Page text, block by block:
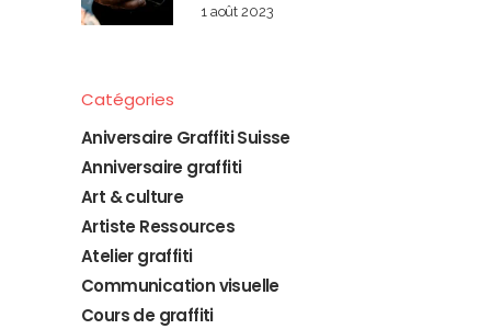
1 août 2023
Catégories
Aniversaire Graffiti Suisse
Anniversaire graffiti
Art & culture
Artiste Ressources
Atelier graffiti
Communication visuelle
Cours de graffiti